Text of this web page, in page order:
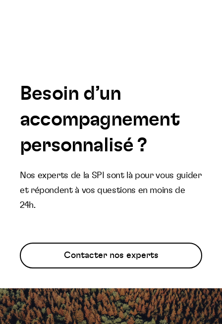
Besoin d’un
accompagnement
personnalisé ?
Nos experts de la SPI sont là pour vous guider
et répondent à vos questions en moins de
24h.
Contacter nos experts